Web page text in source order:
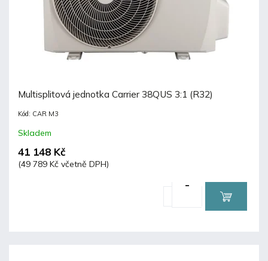
Multisplitová jednotka Carrier 38QUS 3:1 (R32)
Skladem
Kód: CAR M3
41 148 Kč
(49 789 Kč včetně DPH)